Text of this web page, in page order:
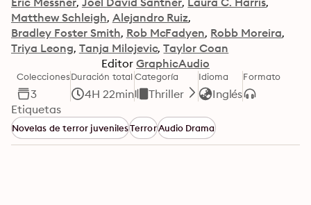
Matthew Schleigh Alejandro Ruiz
Bradley Foster Smith Rob McFadyen Robb Moreira
Triya Leong Tanja Milojevic Taylor Coan
Editor GraphicAudio
Colecciones
3
Duración total
4H 22min
Categoría
Thriller
Idioma
Inglés
Formato
Etiquetas
Novelas de terror juvenilesTerrorAudio Drama